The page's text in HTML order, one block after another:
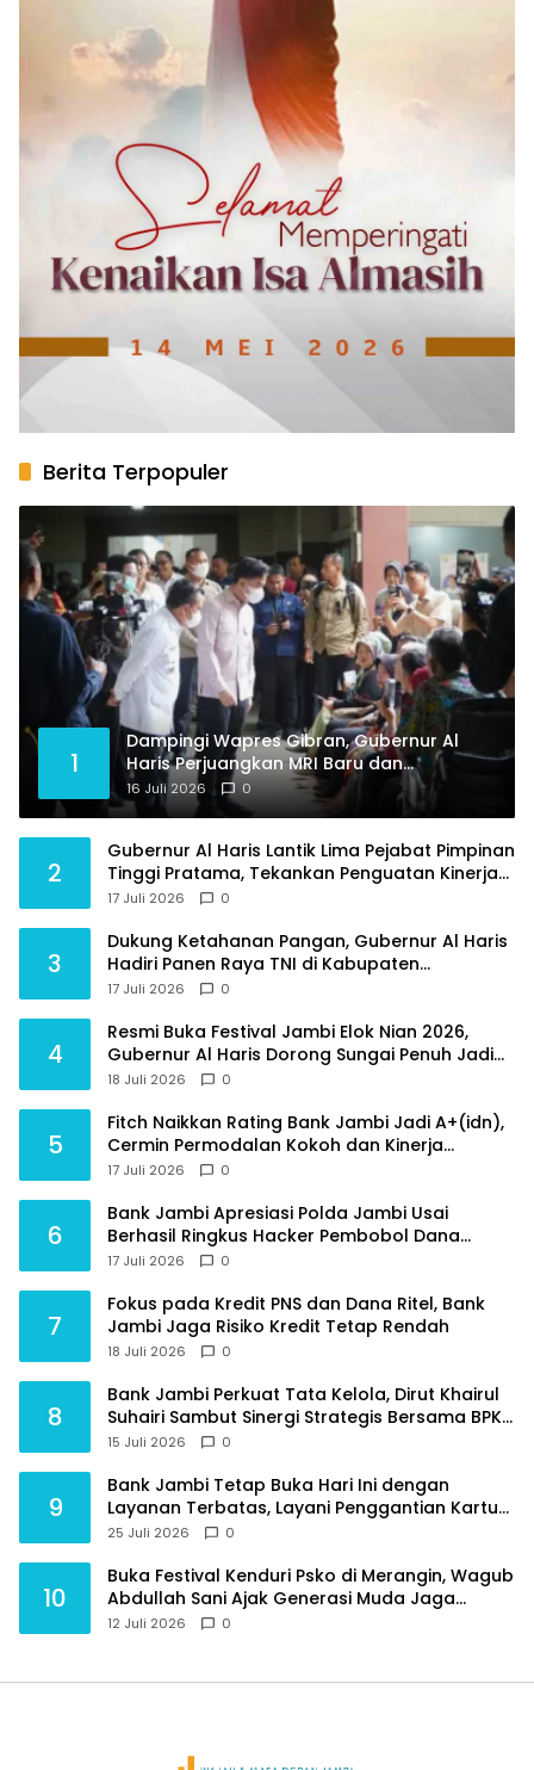
Berita Terpopuler
1
Dampingi Wapres Gibran, Gubernur Al
Haris Perjuangkan MRI Baru dan
Tambahan Dokter Spesialis untuk RSUD
Raden Mattaher
16 Juli 2026 0
2
Gubernur Al Haris Lantik Lima Pejabat Pimpinan
Tinggi Pratama, Tekankan Penguatan Kinerja
dan Integritas
17 Juli 2026 0
3
Dukung Ketahanan Pangan, Gubernur Al Haris
Hadiri Panen Raya TNI di Kabupaten
Tanjungjabung Timur
17 Juli 2026 0
4
Resmi Buka Festival Jambi Elok Nian 2026,
Gubernur Al Haris Dorong Sungai Penuh Jadi
Destinasi Wisata Budaya Unggulan
18 Juli 2026 0
5
Fitch Naikkan Rating Bank Jambi Jadi A+(idn),
Cermin Permodalan Kokoh dan Kinerja
Keuangan Sehat
17 Juli 2026 0
6
Bank Jambi Apresiasi Polda Jambi Usai
Berhasil Ringkus Hacker Pembobol Dana
Nasabah
17 Juli 2026 0
7
Fokus pada Kredit PNS dan Dana Ritel, Bank
Jambi Jaga Risiko Kredit Tetap Rendah
18 Juli 2026 0
8
Bank Jambi Perkuat Tata Kelola, Dirut Khairul
Suhairi Sambut Sinergi Strategis Bersama BPKP
Jambi
15 Juli 2026 0
9
Bank Jambi Tetap Buka Hari Ini dengan
Layanan Terbatas, Layani Penggantian Kartu
ATM dan Perubahan PIN
25 Juli 2026 0
10
Buka Festival Kenduri Psko di Merangin, Wagub
Abdullah Sani Ajak Generasi Muda Jaga
Budaya dan Jauhi Narkoba
12 Juli 2026 0